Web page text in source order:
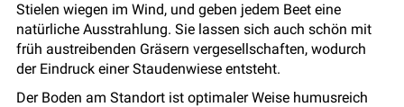
Stielen wiegen im Wind, und geben jedem Beet eine
natürliche Ausstrahlung. Sie lassen sich auch schön mit
früh austreibenden Gräsern vergesellschaften, wodurch
der Eindruck einer Staudenwiese entsteht.
Der Boden am Standort ist optimaler Weise humusreich